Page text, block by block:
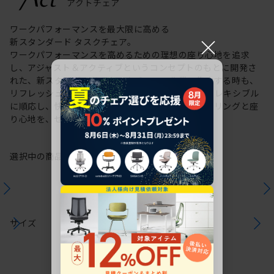
ワークパフォーマンスを最大限に高める
新スタンダード タスクチェア。
ワークパフォーマンスを高めるための理想の座り心地を追求
し、アジャスト＆アクティブというコンセプトのもとに開発さ
れた、新スタンダードのタスクチェア。作業に集中する時も、
リフレッシュする時も、座る姿勢や身体の動きにフレキシブル
に順応し、快適にサポートします。新感覚のスタイリングと座
り心地を、ぜひご体感ください。
選択中の商品情報保証注意事項
サイズ
×